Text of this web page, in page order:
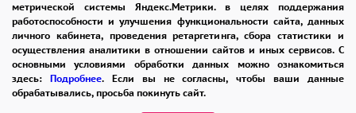
метрической системы Яндекс.Метрики. в целях поддержания
работоспособности и улучшения функциональности сайта, данных
личного кабинета, проведения ретаргетинга, сбора статистики и
осуществления аналитики в отношении сайтов и иных сервисов. С
основными условиями обработки данных можно ознакомиться
здесь: Подробнее. Если вы не согласны, чтобы ваши данные
обрабатывались, просьба покинуть сайт.